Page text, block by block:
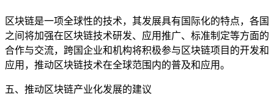
区块链是一项全球性的技术，其发展具有国际化的特点，各国
之间将加强在区块链技术研发、应用推广、标准制定等方面的
合作与交流，跨国企业和机构将积极参与区块链项目的开发和
应用，推动区块链技术在全球范围内的普及和应用。
五、推动区块链产业化发展的建议